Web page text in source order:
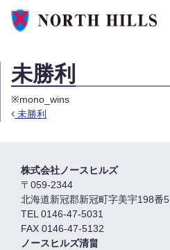
未勝利
※mono_wins
未勝利
株式会社ノースヒルズ
〒059-2344
北海道新冠郡新冠町字美宇198番5
TEL 0146-47-5031
FAX 0146-47-5132
ノースヒルズ清畠